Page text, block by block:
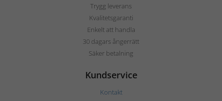
Trygg leverans
Kvalitetsgaranti
Enkelt att handla
30 dagars ångerrätt
Säker betalning
Kundservice
Kontakt